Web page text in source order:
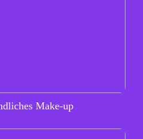
Make-up